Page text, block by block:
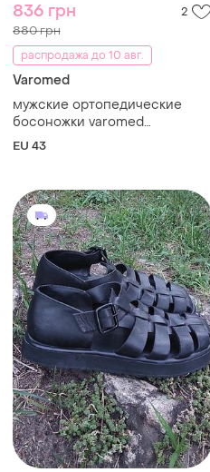
836 грн 2
880 грн
распродажа до 10 авг.
Varomed
мужские ортопедические
босоножки varomed
(немечечина) - размер 43
EU 43